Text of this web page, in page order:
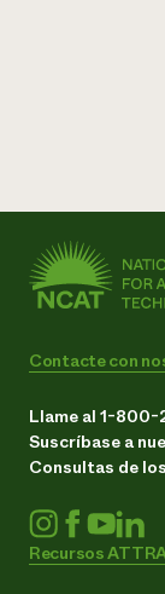
Contacte con
Llame al 1-
Suscríbase a
Consultas de
Recursos